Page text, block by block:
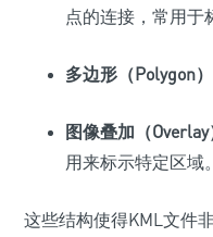
点的连接，常用于
多边形（Polygon）
图像叠加（Overlay
用来标示特定区域。
这些结构使得KML文件